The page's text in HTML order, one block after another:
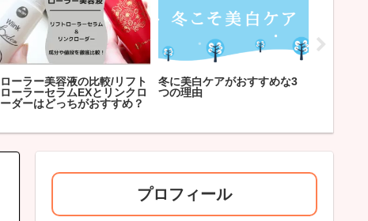
2021年上半期ベストコスメ/
アラフィフ主婦が選ぶ美容品
おすすめ10選
【最新】ブレイターシリーズ
の購入方法は3種類のどれが
プロフィール